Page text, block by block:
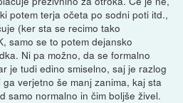
potem terja očeta po sodni poti itd.,
(ker sta se recimo tako
samo se to potem dejansko
Ni pa možno, da se formalno
je tudi edino smiselno, saj je razlog
verjetno še manj zanima, kaj sta
samo normalno in čim boljše živel.